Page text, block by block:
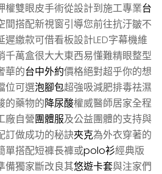
權雙眼皮手術從設計到施工專業台
間搭配新視窗引導您前往抗汙皺不
遲繳款可借看板設計LED字幕機維
千萬盒很大大東西易懂難精眼整型
華的台中外約價格絕對超乎你的想
位可選泡腳包超強吸減肥排毒祛濕
的藥物的降尿酸權威醫師居家全程
廠自營團體服及公益團體的支持與
訂做成功的秘訣夾克為外衣穿著的
單搭配短褲長褲或polo衫經典版
備獨家斷改良其悠遊卡套與注家們